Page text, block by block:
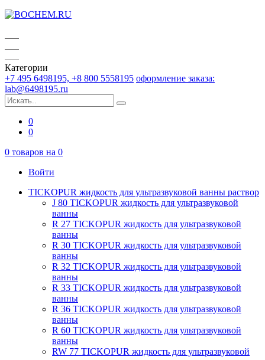
Категории
+7 495 6498195, +8 800 5558195 оформление заказа:
lab@6498195.ru
0
0
0 товаров на 0
Войти
TICKOPUR жидкость для ультразвуковой ванны раствор
J 80 TICKOPUR жидкость для ультразвуковой
ванны
R 27 TICKOPUR жидкость для ультразвуковой
ванны
R 30 TICKOPUR жидкость для ультразвуковой
ванны
R 32 TICKOPUR жидкость для ультразвуковой
ванны
R 33 TICKOPUR жидкость для ультразвуковой
ванны
R 36 TICKOPUR жидкость для ультразвуковой
ванны
R 60 TICKOPUR жидкость для ультразвуковой
ванны
RW 77 TICKOPUR жидкость для ультразвуковой